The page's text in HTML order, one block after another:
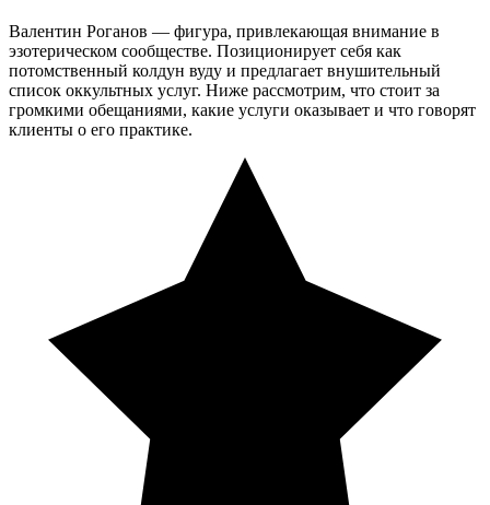
Валентин Роганов — фигура, привлекающая внимание в
эзотерическом сообществе. Позиционирует себя как
потомственный колдун вуду и предлагает внушительный
список оккультных услуг. Ниже рассмотрим, что стоит за
громкими обещаниями, какие услуги оказывает и что говорят
клиенты о его практике.